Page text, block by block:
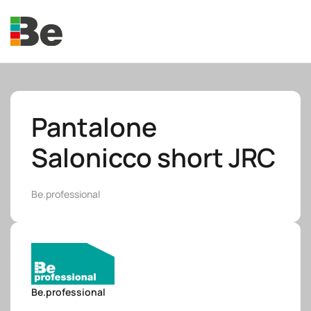
Skip to main content
Pantalone
Salonicco short JRC
Be.professional
Be.professional